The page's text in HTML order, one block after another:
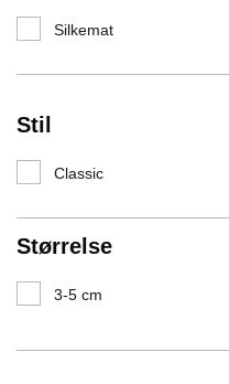
Silkemat
Stil
Classic
Størrelse
3-5 cm